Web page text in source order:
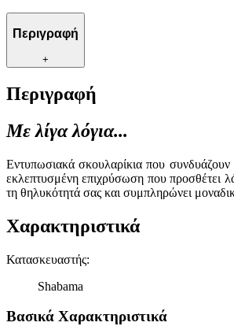
Περιγραφή
+
Περιγραφή
Με λίγα λόγια...
Εντυπωσιακά σκουλαρίκια που
εκλεπτυσμένη επιχρύσωση που προσθέτει
τη θηλυκότητά σας και συμπληρώνει
Χαρακτηριστικά
Κατασκευαστής:
Shabama
Βασικά Χαρακτηριστικά